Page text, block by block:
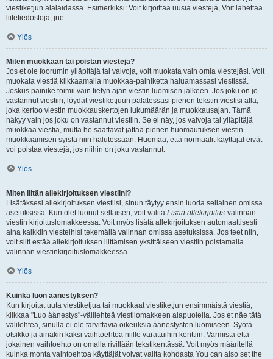
viestiketjun alalaidassa. Esimerkiksi: Voit kirjoittaa uusia viestejä, Voit lähettää
liitetiedostoja, jne.
Ylös
Miten muokkaan tai poistan viestejä?
Jos et ole foorumin ylläpitäjä tai valvoja, voit muokata vain omia viestejäsi. Voit
muokata viestiä klikkaamalla muokkaa-painiketta haluamassasi viestissä.
Joskus painike toimii vain tietyn ajan viestin luomisen jälkeen. Jos joku on jo
vastannut viestiin, löydät viestiketjuun palatessasi pienen tekstin viestisi alla,
joka kertoo viestin muokkauskertojen lukumäärän ja muokkausajan. Tämä
näkyy vain jos joku on vastannut viestiin. Se ei näy, jos valvoja tai ylläpitäjä
muokkaa viestiä, mutta he saattavat jättää pienen huomautuksen viestin
muokkaamisen syistä niin halutessaan. Huomaa, että normaalit käyttäjät eivät
voi poistaa viestejä, jos niihin on joku vastannut.
Ylös
Miten liitän allekirjoituksen viestiini?
Lisätäksesi allekirjoituksen viestiisi, sinun täytyy ensin luoda sellainen omissa
asetuksissa. Kun olet luonut sellaisen, voit valita Lisää allekirjoitus-valinnan
viestin kirjoituslomakkeessa. Voit myös lisätä allekirjoituksen automaattisesti
aina kaikkiin viesteihisi tekemällä valinnan omissa asetuksissa. Jos teet niin,
voit silti estää allekirjoituksen liittämisen yksittäiseen viestiin poistamalla
valinnan viestinkirjoituslomakkeessa.
Ylös
Kuinka luon äänestyksen?
Kun kirjoitat uuta viestiketjua tai muokkaat viestiketjun ensimmäistä viestiä,
klikkaa "Luo äänestys"-välilehteä viestilomakkeen alapuolella. Jos et näe tätä
välilehteä, sinulla ei ole tarvittavia oikeuksia äänestysten luomiseen. Syötä
otsikko ja ainakin kaksi vaihtoehtoa niille varattuihin kenttiin. Varmista että
jokainen vaihtoehto on omalla rivillään tekstikentässä. Voit myös määritellä
kuinka monta vaihtoehtoa käyttäjät voivat valita kohdasta You can also set the